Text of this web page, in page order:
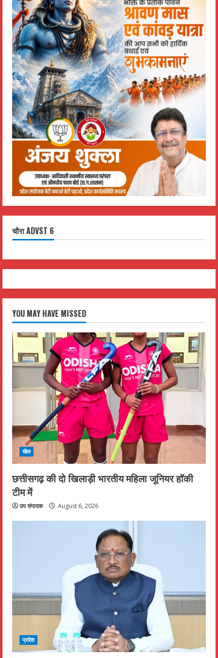
चौरा ADVST 6
YOU MAY HAVE MISSED
खेल
छत्तीसगढ़ की दो खिलाड़ी भारतीय महिला जूनियर हॉकी
टीम में
उप संपादक August 6, 2026
प्रदेश